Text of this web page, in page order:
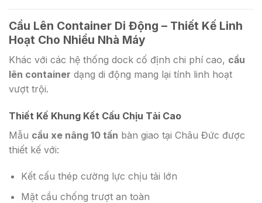
Cầu Lên Container Di Động – Thiết Kế Linh
Hoạt Cho Nhiều Nhà Máy
Khác với các hệ thống dock cố định chi phí cao, cầu
lên container dạng di động mang lại tính linh hoạt
vượt trội.
Thiết Kế Khung Kết Cấu Chịu Tải Cao
Mẫu cầu xe nâng 10 tấn bàn giao tại Châu Đức được
thiết kế với:
Kết cấu thép cường lực chịu tải lớn
Mặt cầu chống trượt an toàn